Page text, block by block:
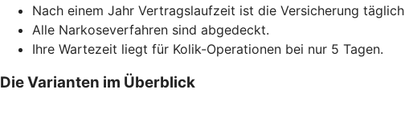
Nach einem Jahr Vertragslaufzeit ist die Versicherung
Alle Narkoseverfahren sind abgedeckt.
Ihre Wartezeit liegt für Kolik-Operationen bei nur 5 Tagen.
Die Varianten im Überblick